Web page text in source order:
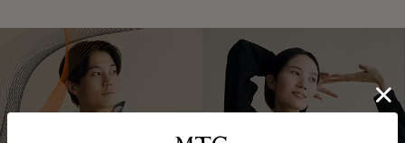
.
オールブラックにブルーニットで差し色に🩵
⭐⭐⭐